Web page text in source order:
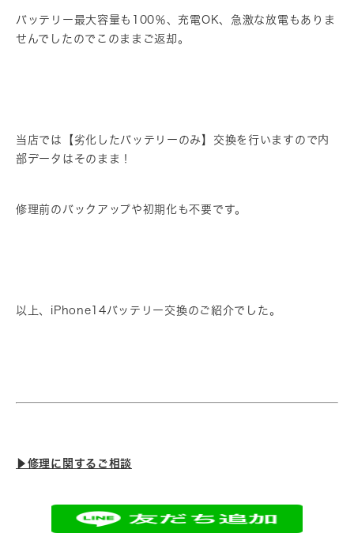
バッテリー最大容量も100％、充電OK、急激な放電もありま
せんでしたのでこのままご返却。
当店では【劣化したバッテリーのみ】交換を行いますので内
部データはそのまま！
修理前のバックアップや初期化も不要です。
以上、iPhone14バッテリー交換のご紹介でした。
▶︎修理に関するご相談